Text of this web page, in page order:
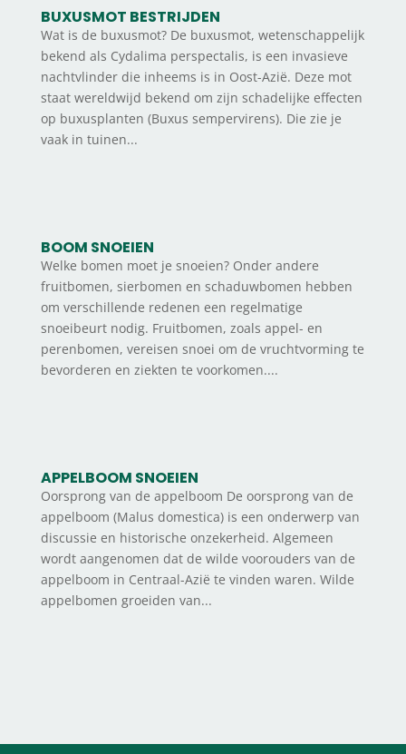
BUXUSMOT BESTRIJDEN
Wat is de buxusmot? De buxusmot, wetenschappelijk
bekend als Cydalima perspectalis, is een invasieve
nachtvlinder die inheems is in Oost-Azië. Deze mot
staat wereldwijd bekend om zijn schadelijke effecten
op buxusplanten (Buxus sempervirens). Die zie je
vaak in tuinen...
BOOM SNOEIEN
Welke bomen moet je snoeien? Onder andere
fruitbomen, sierbomen en schaduwbomen hebben
om verschillende redenen een regelmatige
snoeibeurt nodig. Fruitbomen, zoals appel- en
perenbomen, vereisen snoei om de vruchtvorming te
bevorderen en ziekten te voorkomen....
APPELBOOM SNOEIEN
Oorsprong van de appelboom De oorsprong van de
appelboom (Malus domestica) is een onderwerp van
discussie en historische onzekerheid. Algemeen
wordt aangenomen dat de wilde voorouders van de
appelboom in Centraal-Azië te vinden waren. Wilde
appelbomen groeiden van...